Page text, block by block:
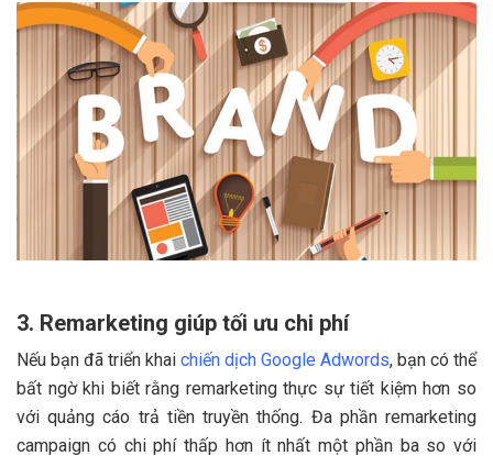
3. Remarketing giúp tối ưu chi phí
Nếu bạn đã triển khai chiến dịch Google Adwords, bạn có thể
bất ngờ khi biết rằng remarketing thực sự tiết kiệm hơn so
với quảng cáo trả tiền truyền thống. Đa phần remarketing
campaign có chi phí thấp hơn ít nhất một phần ba so với